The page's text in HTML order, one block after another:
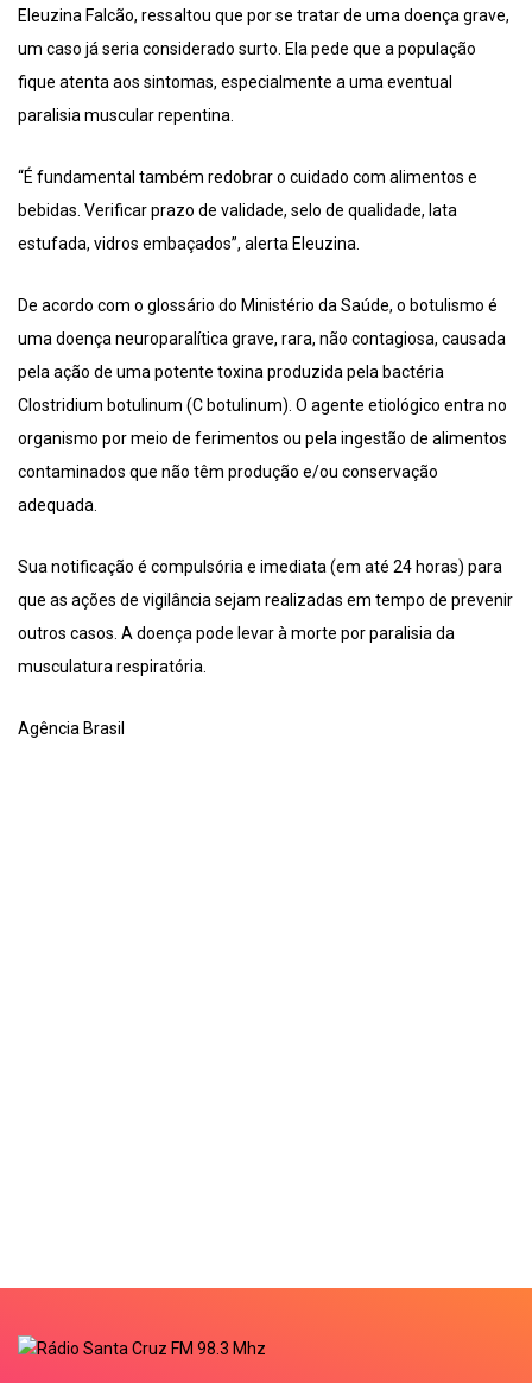
Eleuzina Falcão, ressaltou que por se tratar de uma doença grave,
um caso já seria considerado surto. Ela pede que a população
fique atenta aos sintomas, especialmente a uma eventual
paralisia muscular repentina.
“É fundamental também redobrar o cuidado com alimentos e
bebidas. Verificar prazo de validade, selo de qualidade, lata
estufada, vidros embaçados”, alerta Eleuzina.
De acordo com o glossário do Ministério da Saúde, o botulismo é
uma doença neuroparalítica grave, rara, não contagiosa, causada
pela ação de uma potente toxina produzida pela bactéria
Clostridium botulinum (C botulinum). O agente etiológico entra no
organismo por meio de ferimentos ou pela ingestão de alimentos
contaminados que não têm produção e/ou conservação
adequada.
Sua notificação é compulsória e imediata (em até 24 horas) para
que as ações de vigilância sejam realizadas em tempo de prevenir
outros casos. A doença pode levar à morte por paralisia da
musculatura respiratória.
Agência Brasil